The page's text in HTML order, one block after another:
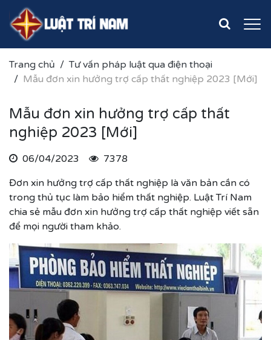
Trang chủ
Tư vấn pháp luật qua điện thoại
Mẫu đơn xin hưởng trợ cấp thất nghiệp 2023 [Mới]
Mẫu đơn xin hưởng trợ cấp thất
nghiệp 2023 [Mới]
06/04/2023
7378
Đơn xin hưởng trợ cấp thất nghiệp là văn bản cần có
trong thủ tục làm bảo hiểm thất nghiệp. Luật Trí Nam
chia sẻ mẫu đơn xin hưởng trợ cấp thất nghiệp viết sẵn
để mọi người tham khảo.